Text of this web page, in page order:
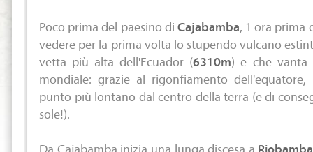
Poco prima del paesino di Cajabamba, 1 ora prima
vedere per la prima volta lo stupendo vulcano
vetta più alta dell'Ecuador (6310m) e che vanta
mondiale: grazie al rigonfiamento
punto più lontano dal centro della terra (e di
sole!).
Da Cajabamba inizia una lunga discesa a Riobamba